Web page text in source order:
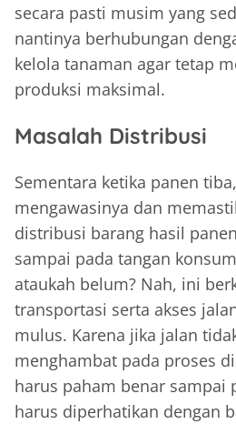
secara pasti musim yang
nantinya berhubungan
kelola tanaman agar tetap
produksi maksimal.
Masalah Distribusi
Sementara ketika panen
mengawasinya dan
distribusi barang hasil
sampai pada tangan
ataukah belum? Nah, ini
transportasi serta akses
mulus. Karena jika jalan
menghambat pada proses
harus paham benar sampai
harus diperhatikan dengan